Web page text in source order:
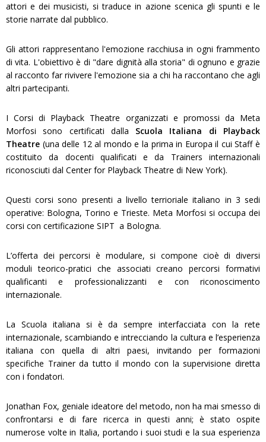
attori e dei musicisti, si traduce in azione scenica gli spunti e le
storie narrate dal pubblico.
Gli attori rappresentano l'emozione racchiusa in ogni frammento
di vita. L'obiettivo è di "dare dignità alla storia" di ognuno e grazie
al racconto far rivivere l'emozione sia a chi ha raccontano che agli
altri partecipanti.
I Corsi di Playback Theatre organizzati e promossi da Meta
Morfosi sono certificati dalla Scuola Italiana di Playback
Theatre (una delle 12 al mondo e la prima in Europa il cui Staff è
costituito da docenti qualificati e da Trainers internazionali
riconosciuti dal Center for Playback Theatre di New York).
Questi corsi sono presenti a livello terrioriale italiano in 3 sedi
operative: Bologna, Torino e Trieste. Meta Morfosi si occupa dei
corsi con certificazione SIPT a Bologna.
L’offerta dei percorsi è modulare, si compone cioè di diversi
moduli teorico-pratici che associati creano percorsi formativi
qualificanti e professionalizzanti e con riconoscimento
internazionale.
La Scuola italiana si è da sempre interfacciata con la rete
internazionale, scambiando e intrecciando la cultura e l’esperienza
italiana con quella di altri paesi, invitando per formazioni
specifiche Trainer da tutto il mondo con la supervisione diretta
con i fondatori.
Jonathan Fox, geniale ideatore del metodo, non ha mai smesso di
confrontarsi e di fare ricerca in questi anni; è stato ospite
numerose volte in Italia, portando i suoi studi e la sua esperienza